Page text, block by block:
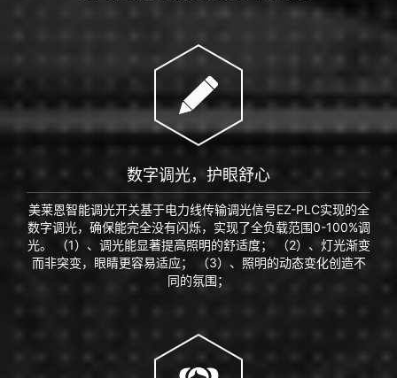
数字调光，护眼舒心
美莱恩智能调光开关基于电力线传输调光信号EZ-PLC实现的全
数字调光，确保能完全没有闪烁，实现了全负载范围0-100%调
光。 （1）、调光能显著提高照明的舒适度； （2）、灯光渐变
而非突变，眼睛更容易适应； （3）、照明的动态变化创造不
同的氛围；